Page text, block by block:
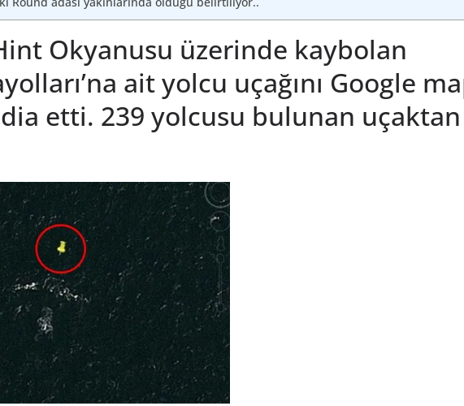
Okyanusu üzerinde kaybolan
ait yolcu uçağını Google
etti. 239 yolcusu bulunan